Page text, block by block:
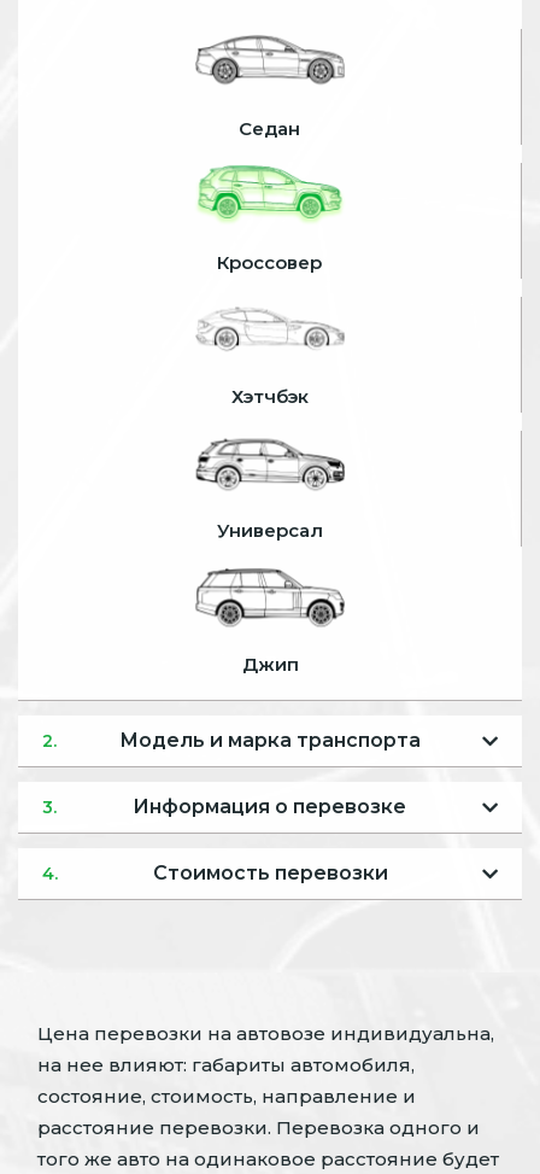
Седан
Кроссовер
Хэтчбэк
Универсал
Джип
2. Модель и марка транспорта
3. Информация о перевозке
4. Стоимость перевозки
Цена перевозки на автовозе индивидуальна,
на нее влияют: габариты автомобиля,
состояние, стоимость, направление и
расстояние перевозки. Перевозка одного и
того же авто на одинаковое расстояние будет